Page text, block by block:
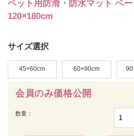
ペット用防滑・防水マット ベ
120×180cm
会員のみ価格公開
数量：
サイズ選択
45×60cm 60×90cm